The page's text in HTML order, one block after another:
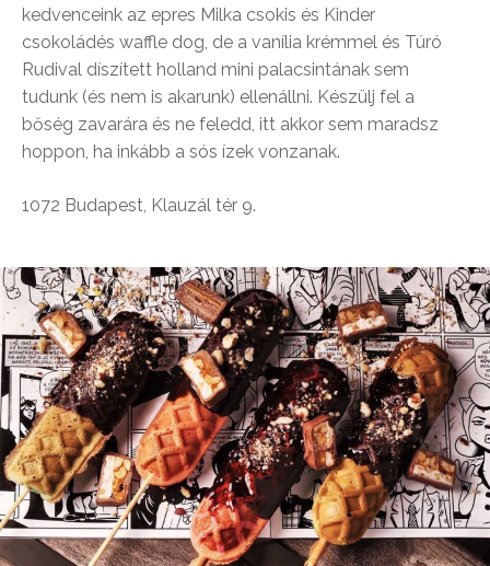
kedvenceink az epres Milka csokis és Kinder
csokoládés waffle dog, de a vanília krémmel és Túró
Rudival díszített holland mini palacsintának sem
tudunk (és nem is akarunk) ellenállni. Készülj fel a
bőség zavarára és ne feledd, itt akkor sem maradsz
hoppon, ha inkább a sós ízek vonzanak.
1072 Budapest, Klauzál tér 9.